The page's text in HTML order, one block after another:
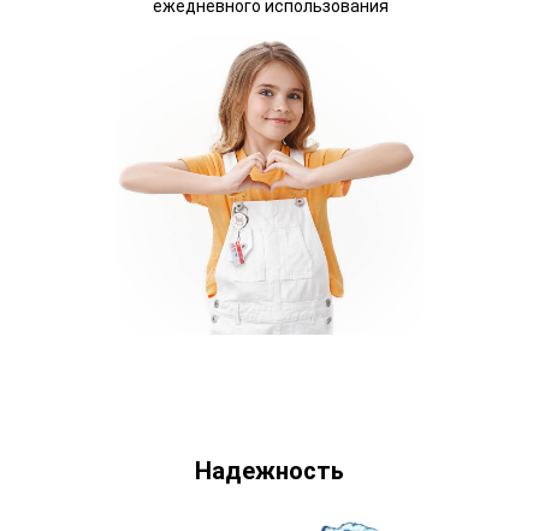
ежедневного использования
Надежность